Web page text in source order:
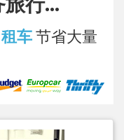
车节省大量